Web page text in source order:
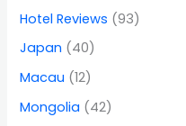
Hotel Reviews (93)
Japan (40)
Macau (12)
Mongolia (42)